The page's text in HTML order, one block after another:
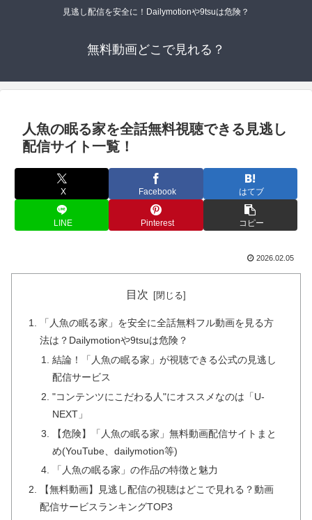
見逃し配信を安全に！Dailymotionや9tsuは危険？
無料動画どこで見れる？
人魚の眠る家を全話無料視聴できる見逃し
配信サイト一覧！
X Facebook はてブ
LINE Pinterest コピー
2026.02.05
目次
「人魚の眠る家」を安全に全話無料フル動画を見る方
法は？Dailymotionや9tsuは危険？
結論！「人魚の眠る家」が視聴できる公式の見逃し
配信サービス
"コンテンツにこだわる人"にオススメなのは「U-
NEXT」
【危険】「人魚の眠る家」無料動画配信サイトまと
め(YouTube、dailymotion等)
「人魚の眠る家」の作品の特徴と魅力
【無料動画】見逃し配信の視聴はどこで見れる？動画
配信サービスランキングTOP3